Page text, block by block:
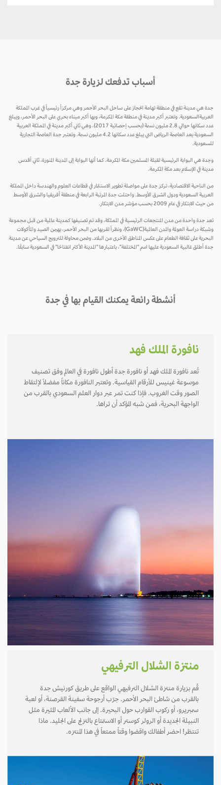
أسباب تدفعك لزيارة جدة
جدة هي مدينة تقع في منطقة تهامة الحجاز على ساحل البحر الأحمر وهي مركزاً رئيسياً في غرب المملكة
العربيةالسعودية. وتعتبر أكبر مدينة في منطقة مكة المكرمة، وبها أكبر ميناء بحري على البحر الأحمر، ويبلغ
عدد سكانها حوالي 2.8 مليون نسمة (بحسب إحصائية 2017)، وهي ثاني أكبر مدينة في المملكة العربية
السعودية بعد العاصمة الرياض التي يبلغ عدد سكانها 4.2 مليون نسمة. وتعتبر جدة العاصمة التجارية
للسعودية.
وجدة هي البوابة الرئيسية لقبلة المسلمين مكة المكرمة. كما أنها البوابة إلى المدينة المنورة، ثاني أقدس
مدينة في الإسلام بعد مكة المكرمة.
من الناحية الاقتصادية، تركز جدة على مواصلة تطوير الاستثمار في قطاعات العلوم والهندسة داخل المملكة
العربية السعودية ودول الشرق الأوسط. واحتلت جدة المرتبة الرابعة في منطقة أفريقيا والشرق الأوسط
من حيث الابتكار في عام 2009 بحسب مؤشر مدن الابتكار.
تعد جدة واحدة من مدن المنتجعات الرئيسية في المملكة، وقد تم تصنيفها كمدينة عالمية من قبل مجموعة
وشبكة دراسة العولمة والمدن العالمية(GaWC)، ونظراً لقربها من البحر الأحمر، يهيمن الصيد والمأكولات
البحرية على ثقافة الطعام على عكس المناطق الأخرى من البلاد. وضمن محاولة للترويج السياحي عن مدينة
جدة أطلق غالبية السعودية عليها اسم "المختلفة"، باعتبارها "المدينة الأكثر انفتاحًا" في السعودية سابقًا.
أنشطة رائعة يمكنك القيام بها في جدة
نافورة الملك فهد
تُعد نافورة الملك فهد أو نافورة جدة أطول نافورة في العالم وفق تصنيف
موسوعة غينيس للأرقام القياسية. وتعتبر النافورة مكاناً مفضلاً لإلتقاط
الصور وقت الغروب. فإذا كنت تمر عبر دوار العلم السعودي بالقرب من
الواجهة البحرية، فمن شبه المؤكد أن تراها.
منتزة الشلال الترفيهي
قُم بزيارة منتزة الشلال الترفيهي الواقع على طريق كورنيش جدة
بالقرب من شاطئ البحر الأحمر. جرّب أرجوحة سفينة القرصنة، أو لعبة
سمبريرو، أو ركوب القوارب حول البحيرة. إلى جانب الألعاب المثيرة مثل
النبيلة الجديدة أو الرولر كوستر أو الاستمتاع بالتزلج على الجليد. ماذا
تنتظر! احضر أطفالك واقضوا وقتاً ممتعاً في هذا المنتزه.